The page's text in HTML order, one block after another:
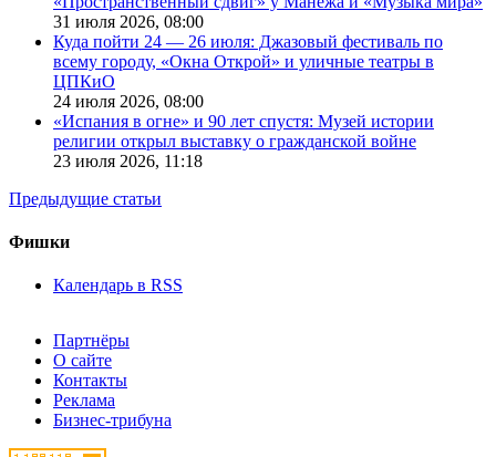
31 июля 2026, 08:00
Куда пойти 24 — 26 июля: Джазовый фестиваль по
всему городу, «Окна Открой» и уличные театры в
ЦПКиО
24 июля 2026, 08:00
«Испания в огне» и 90 лет спустя: Музей истории
религии открыл выставку о гражданской войне
23 июля 2026, 11:18
Предыдущие статьи
Фишки
Календарь в RSS
Партнёры
О сайте
Контакты
Реклама
Бизнес-трибуна